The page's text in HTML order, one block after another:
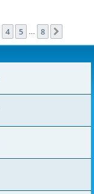
4 5 8